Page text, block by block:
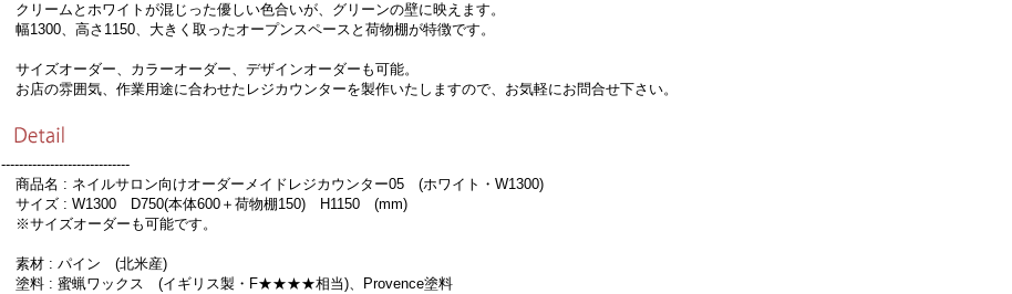
クリームとホワイトが混じった優しい色合いが、グリーンの壁に映えます。
幅1300、高さ1150、大きく取ったオープンスペースと荷物棚が特徴です。
サイズオーダー、カラーオーダー、デザインオーダーも可能。
お店の雰囲気、作業用途に合わせたレジカウンターを製作いたしますので、お気軽にお問合せ下さい。
-----------------------------
商品名 : ネイルサロン向けオーダーメイドレジカウンター05 (ホワイト・W1300)
サイズ : W1300 D750(本体600＋荷物棚150) H1150 (mm)
※サイズオーダーも可能です。
素材 : パイン (北米産)
塗料 : 蜜蝋ワックス (イギリス製・F★★★★相当)、Provence塗料